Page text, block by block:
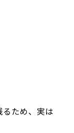
ため、実は